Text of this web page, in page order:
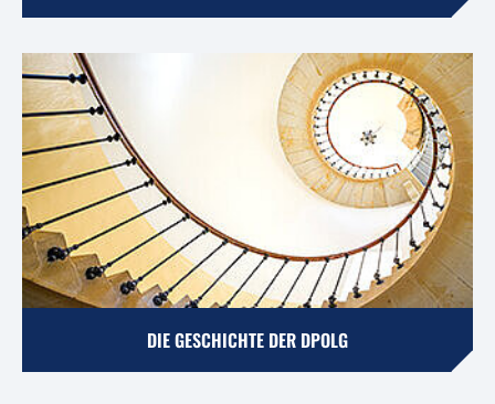
DIE GESCHICHTE DER DPOLG